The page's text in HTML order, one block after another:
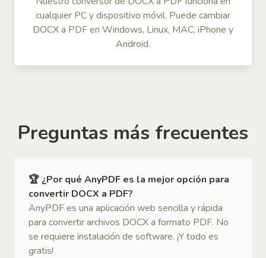
cualquier PC y dispositivo móvil. Puede cambiar
DOCX a PDF en Windows, Linux, MAC, iPhone y
Android.
Preguntas más frecuentes
🏆 ¿Por qué AnyPDF es la mejor opción para
convertir DOCX a PDF?
AnyPDF es una aplicación web sencilla y rápida
para convertir archivos DOCX a formato PDF. No
se requiere instalación de software. ¡Y todo es
gratis!